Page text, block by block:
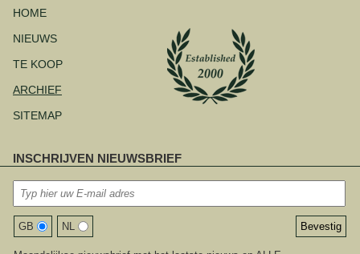
overslaan
HOME
NIEUWS
TE KOOP
ARCHIEF
SITEMAP
INSCHRIJVEN NIEUWSBRIEF
GB NL